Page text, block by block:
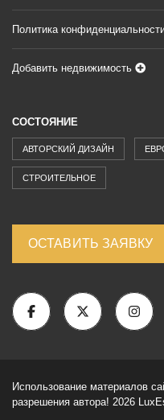
Политика
Добавить недвижимость
СОСТОЯНИЕ
АВТОРСКИЙ ДИЗАЙН
СТРОИТЕЛЬНОЕ
ОСТАВИТЬ ЗАЯВКУ
Использование материалов
разрешения автора! 2026